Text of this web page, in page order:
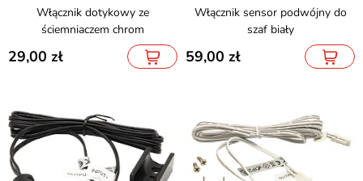
Włącznik dotykowy ze
ściemniaczem chrom
29,00
Włącznik sensor podwójny do
szaf biały
59,00